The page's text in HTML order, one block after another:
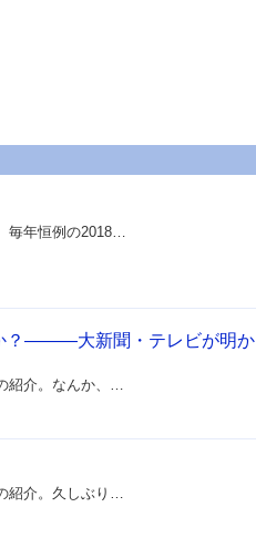
毎年恒例の2018…
？―――大新聞・テレビが明か
紹介。なんか、…
紹介。久しぶり…